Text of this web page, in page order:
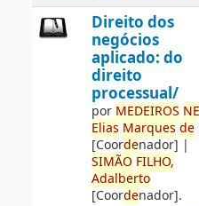
Direito dos
negócios
aplicado: do
direito
processual/
por MEDEIROS
Elias Marques de
[Coordenador] |
SIMÃO FILHO,
Adalberto
[Coordenador].